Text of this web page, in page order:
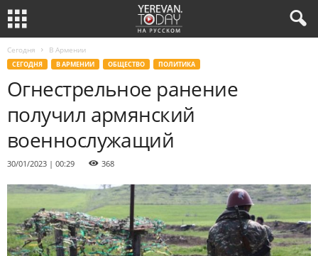
Сегодня В Армении
СЕГОДНЯ В АРМЕНИИ ОБЩЕСТВО ПОЛИТИКА
Огнестрельное ранение
получил армянский
военнослужащий
30/01/2023 | 00:29 368